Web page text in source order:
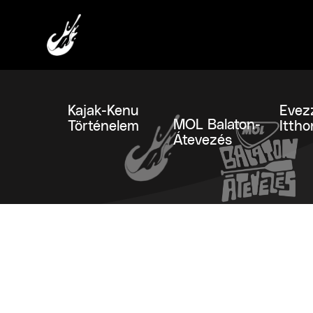
Kajak-Kenu
Történelem
MOL Balaton-
Átevezés